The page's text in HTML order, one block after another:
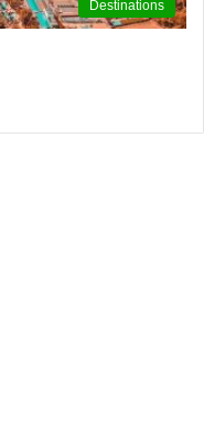
Destinations